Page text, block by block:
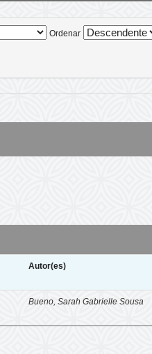
Ordenar
Autor(es)
Bueno, Sarah Gabrielle Sousa